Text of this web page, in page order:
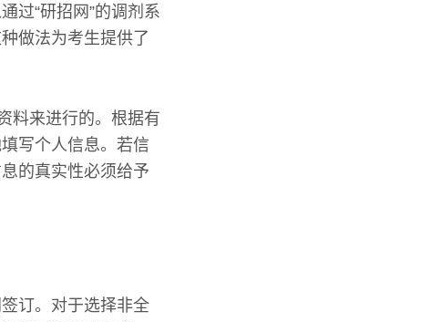
过“研招网”的调剂系
做法为考生提供了
料来进行的。根据有
写个人信息。若信
的真实性必须给予
订。对于选择非全